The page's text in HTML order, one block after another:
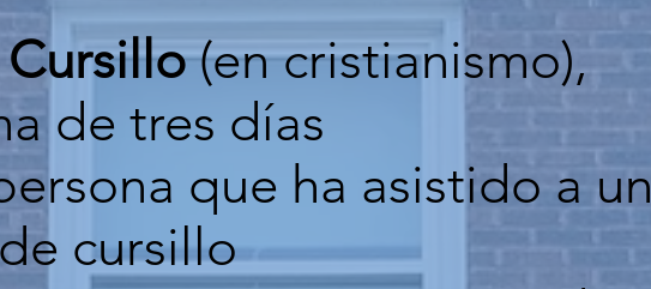
(en cristianismo),
de tres días
que ha asistido a un
cursillo